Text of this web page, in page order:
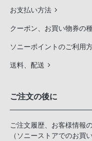
お支払い方法
クーポン、お買い物券の
ソニーポイントのご利用
送料、配送
ご注文の後に
ご注文履歴、お客様情報
（ソニーストアでのお買